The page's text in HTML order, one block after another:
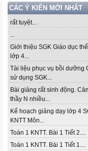
CÁC Ý KIẾN MỚI NHẤT
rất tuyệt...
...
Giới thiệu SGK Giáo dục
lớp 4...
Tài liệu phục vụ bồi dưỡng
sử dụng SGK...
Bài giảng rất sinh động.
thầy N nhiều...
Kế hoạch giảng dạy lớp 4
KNTT Môn...
Toán 1 KNTT. Bài 1 Tiết 2....
Toán 1 KNTT. Bài 1 Tiết 1....